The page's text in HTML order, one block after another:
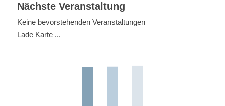
Nächste Veranstaltung
Keine bevorstehenden Veranstaltungen
Lade Karte ...